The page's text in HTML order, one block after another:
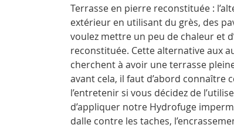
cuite »
Terrasse en pierre reconstituée :
extérieur en utilisant du grès, des
voulez mettre un peu de chaleur et
reconstituée. Cette alternative aux
cherchent à avoir une terrasse
avant cela, il faut d’abord connaître
l’entretenir si vous décidez de
d’appliquer notre Hydrofuge
dalle contre les taches,